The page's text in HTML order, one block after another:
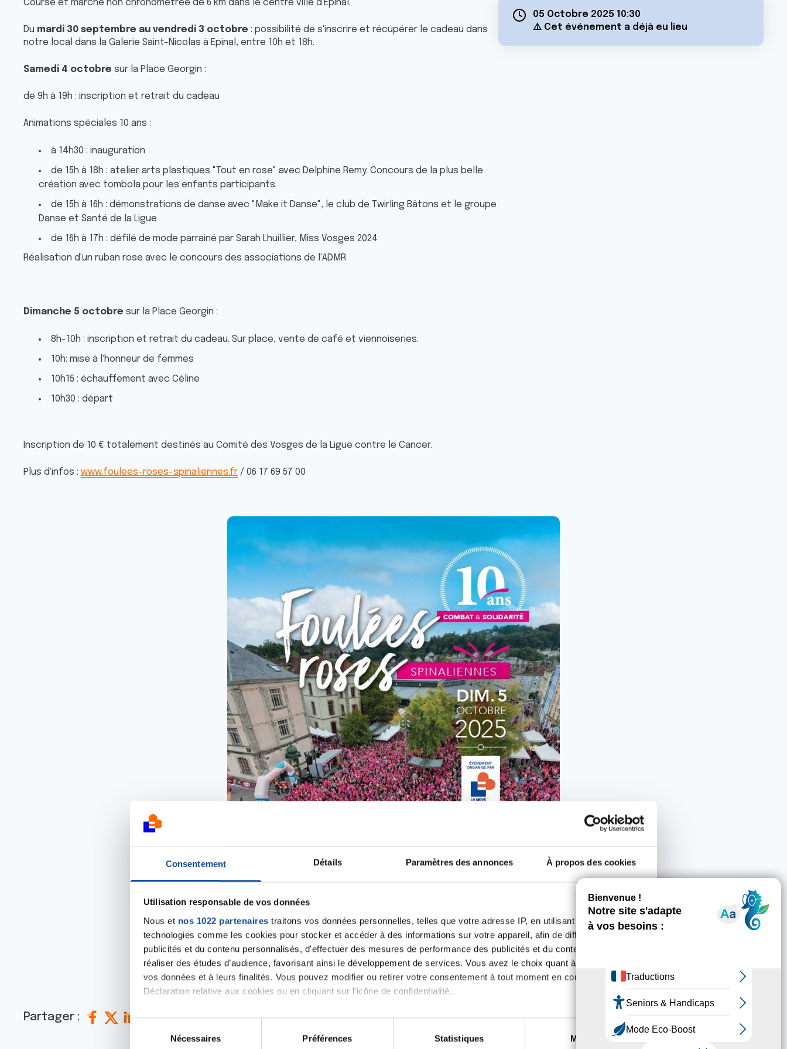
Consentement Détails Paramètres des annonces À propos des cookies
Utilisation responsable de vos données
Nous et nos 1022 partenaires traitons vos données personnelles, telles que votre adresse IP, en utilisant des
technologies comme les cookies pour stocker et accéder à des informations sur votre appareil, afin de diffuser des
publicités et du contenu personnalisés, d'effectuer des mesures de performance des publicités et du contenu, ainsi que de
réaliser des études d’audience, favorisant ainsi le développement de services. Vous avez le choix quant à l'utilisation de
vos données et à leurs finalités. Vous pouvez modifier ou retirer votre consentement à tout moment en consultant la
Déclaration relative aux cookies ou en cliquant sur l'icône de confidentialité.
Si vous le permettez, nous aimerions également :
Collecter des informations sur votre localisation géographique qui peuvent être précises à plusieurs mètres près
S
Nécessaires Préférences Statistiques Marketing
Course et marche non chronométrée de 6 km dans le centre ville d'Epinal.
Du mardi 30 septembre au vendredi 3 octobre : possibilité de s'inscrire et récupérer le cadeau dans
notre local dans la Galerie Saint-Nicolas à Epinal, entre 10h et 18h.
Samedi 4 octobre sur la Place Georgin :
de 9h à 19h : inscription et retrait du cadeau
Animations spéciales 10 ans :
à 14h30 : inauguration
de 15h à 18h : atelier arts plastiques "Tout en rose" avec Delphine Remy. Concours de la plus belle
création avec tombola pour les enfants participants.
de 15h à 16h : démonstrations de danse avec "Make it Danse", le club de Twirling Bâtons et le groupe
Danse et Santé de la Ligue
de 16h à 17h : défilé de mode parrainé par Sarah Lhuillier, Miss Vosges 2024
Réalisation d'un ruban rose avec le concours des associations de l'ADMR
Dimanche 5 octobre sur la Place Georgin :
8h-10h : inscription et retrait du cadeau. Sur place, vente de café et viennoiseries.
10h: mise à l'honneur de femmes
10h15 : échauffement avec Céline
10h30 : départ
Inscription de 10 € totalement destinés au Comité des Vosges de la Ligue contre le Cancer.
Plus d'infos : www.foulees-roses-spinaliennes.fr / 06 17 69 57 00
05 Octobre 2025 10:30
⚠️ Cet événement a déjà eu lieu
Partager :